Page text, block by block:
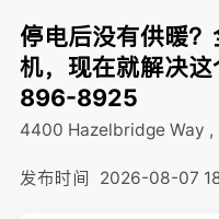
停电后没有供暖
机，现在就解决
896-8925
4400 Hazelbridge Way ,
发布时间 2026-08-07